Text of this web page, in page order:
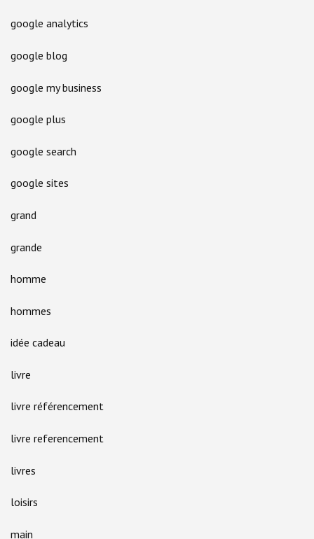
google analytics
google blog
google my business
google plus
google search
google sites
grand
grande
homme
hommes
idée cadeau
livre
livre référencement
livre referencement
livres
loisirs
main